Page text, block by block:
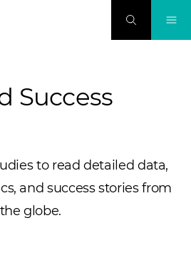
Success
to read detailed data,
and success stories from
globe.